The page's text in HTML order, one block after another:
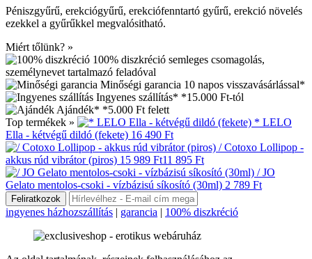
Péniszgyűrű, erekciógyűrű, erekciófenntartó gyűrű, erekció növelés
ezekkel a gyűrűkkel megvalósitható.
Miért tőlünk? »
100% diszkréció semleges csomagolás,
személynevet tartalmazó feladóval
Minőségi garancia 10 napos visszavásárlással*
Ingyenes szállítás* *15.000 Ft-tól
Ajándék* *5.000 Ft felett
Top termékek »
* LELO
Ella - kétvégű dildó (fekete) 16 490 Ft
/ Cotoxo Lollipop -
akkus rúd vibrátor (piros) 15 989 Ft11 895 Ft
/ JO
Gelato mentolos-csoki - vízbázisú síkosító (30ml) 2 789 Ft
ingyenes házhozszállítás | garancia | 100% diszkréció